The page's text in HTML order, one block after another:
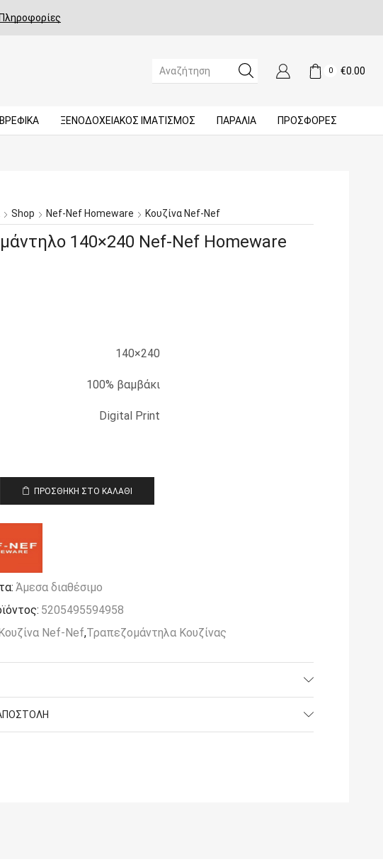
Πληροφορίες
SEARCH
0 €0.00
ΒΡΕΦΙΚΆ ΞΕΝΟΔΟΧΕΙΑΚΌΣ ΙΜΑΤΙΣΜΌΣ ΠΑΡΑΛΙΑ ΠΡΟΣΦΟΡΈΣ
Shop Nef-Nef Homeware Κουζίνα Nef-Nef
140×240 Nef-Nef Homeware
140×240
100% βαμβάκι
Digital Print
ΠΡΟΣΘΉΚΗ ΣΤΟ ΚΑΛΆΘΙ
Άμεσα διαθέσιμο
5205495594958
Nef-Nef,Τραπεζομάντηλα Κουζίνας